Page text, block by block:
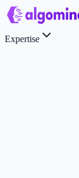
Expertise